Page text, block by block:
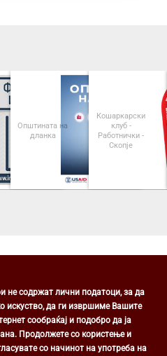
Општината на
дланка
Кошаркарски
клуб -
Работнички -
Скопје
Центар
бр. 1, Скопје
не содржат лични податоци, за да
искуство, да ги извршиме Вашите
сообраќај и подобро да ја
Продолжете со користење и
со начинот на употреба на